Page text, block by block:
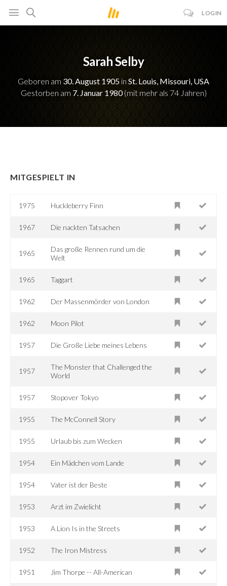
LOGIN
Sarah Selby
Geboren am 30. August 1905 in St. Louis, Missouri, USA
Gestorben am 7. Januar 1980(mit mehr als 74 Jahren)
MITGESPIELT IN
1975 Huckleberry Finn
1967 Die nackten Tatsachen
1965
Das große Rennen rund um die
Welt
1965 Taggart
1962 Der Massenmörder von London
1962 Moon Pilot
1957 Die Große Liebe meines Lebens
1957
The Monster that Challenged the
World
1957 Stopover Tokyo
1955 The McConnell Story
1955 Urlaub bis zum Wecken
1954 Ein Mädchen vom Lande
1954 Vater ist der Beste
1953 Arzt im Zwielicht
1953 A Lion Is in the Streets
1952 The Iron Mistress
1951 Jim Thorpe -- All-American